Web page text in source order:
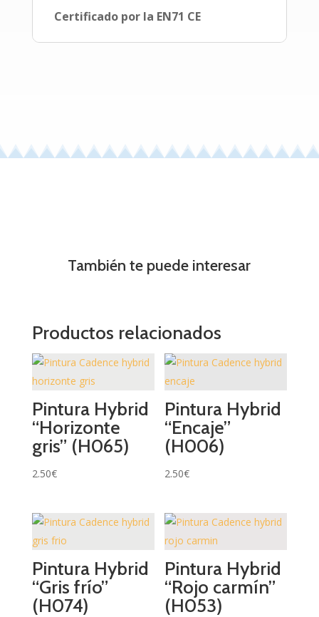
Certificado por la EN71 CE
También te puede interesar
Productos relacionados
Pintura Hybrid
“Horizonte
gris” (H065)
2.50€
Pintura Hybrid
“Encaje”
(H006)
2.50€
Pintura Hybrid
“Gris frío”
(H074)
Pintura Hybrid
“Rojo carmín”
(H053)